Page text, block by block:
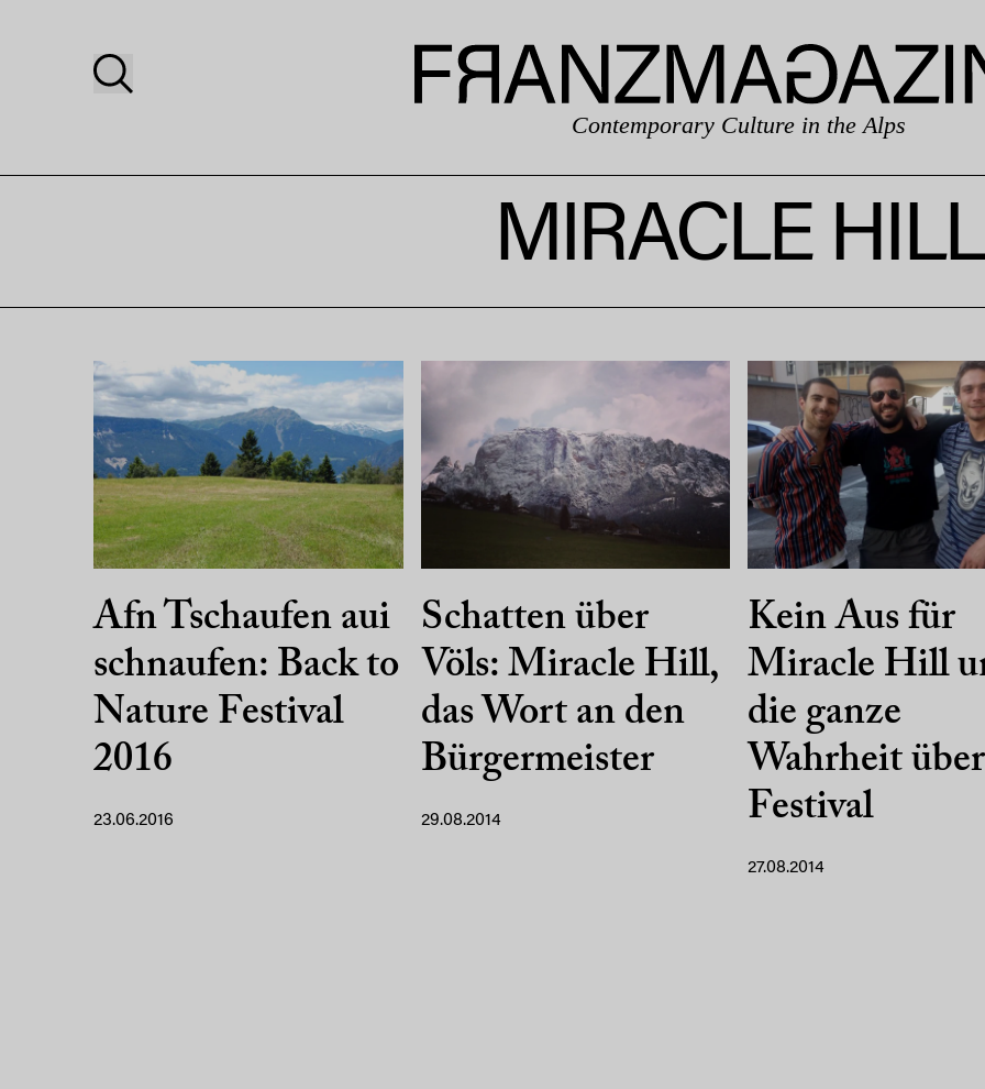
Contemporary Culture in the Alps
MIRACLE HILL
Afn Tschaufen aui
schnaufen: Back to
Nature Festival
2016
23.06.2016
Schatten über
Völs: Miracle Hill,
das Wort an den
Bürgermeister
29.08.2014
Kein Aus für
Miracle Hill
die ganze
Wahrheit
Festival
27.08.2014